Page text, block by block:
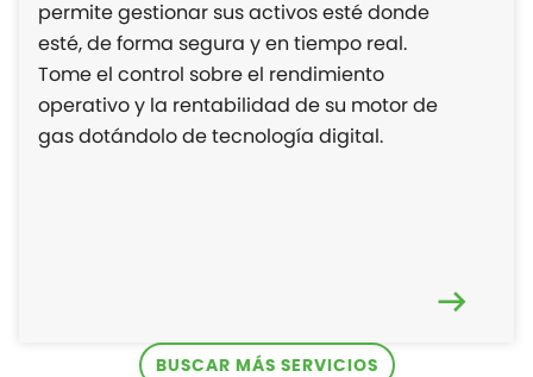
permite gestionar sus activos esté donde
esté, de forma segura y en tiempo real.
Tome el control sobre el rendimiento
operativo y la rentabilidad de su motor de
gas dotándolo de tecnología digital.
BUSCAR MÁS SERVICIOS